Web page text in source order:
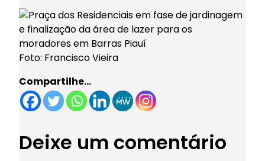
Foto: Francisco Vieira
Compartilhe…
Deixe um comentário